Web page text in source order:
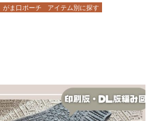
がま口ポーチ アイテム別に探す